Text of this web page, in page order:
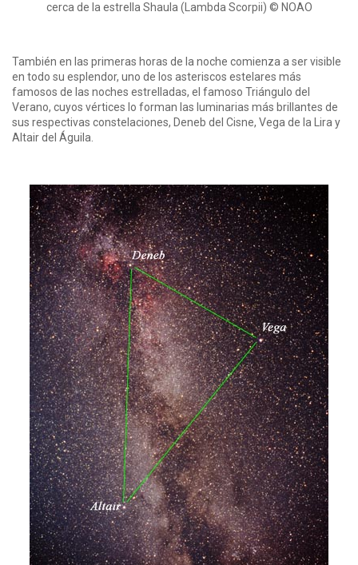
cerca de la estrella Shaula (Lambda Scorpii) © NOAO
También en las primeras horas de la noche comienza a ser visible
en todo su esplendor, uno de los asteriscos estelares más
famosos de las noches estrelladas, el famoso Triángulo del
Verano, cuyos vértices lo forman las luminarias más brillantes de
sus respectivas constelaciones, Deneb del Cisne, Vega de la Lira y
Altair del Águila.